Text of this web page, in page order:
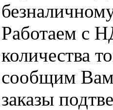
Работаем с
количества
сообщим Вам
заказы